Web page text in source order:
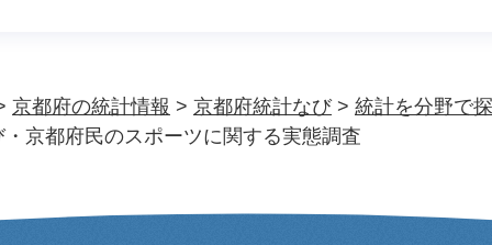
京都府の統計情報 > 京都府統計なび> 統計を分野で
京都府民のスポーツに関する実態調査